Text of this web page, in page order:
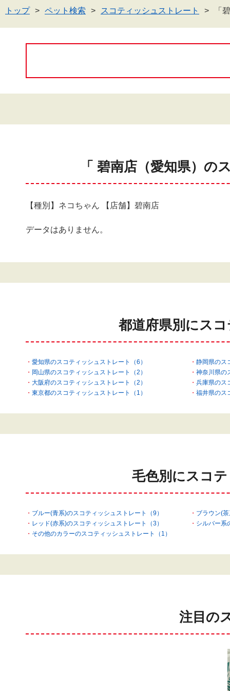
トップ ペット検索 スコティッシュストレート 「
「 碧南店（愛知県）
【種別】ネコちゃん 【店舗】碧南店
データはありません。
都道府県別にス
愛知県のスコティッシュストレート（6）
静岡県のス
岡山県のスコティッシュストレート（2）
神奈川県の
大阪府のスコティッシュストレート（2）
兵庫県のス
東京都のスコティッシュストレート（1）
福井県のス
毛色別にスコ
ブルー(青系)のスコティッシュストレート（9）
ブラウン(
レッド(赤系)のスコティッシュストレート（3）
シルバー系
その他のカラーのスコティッシュストレート（1）
注目の